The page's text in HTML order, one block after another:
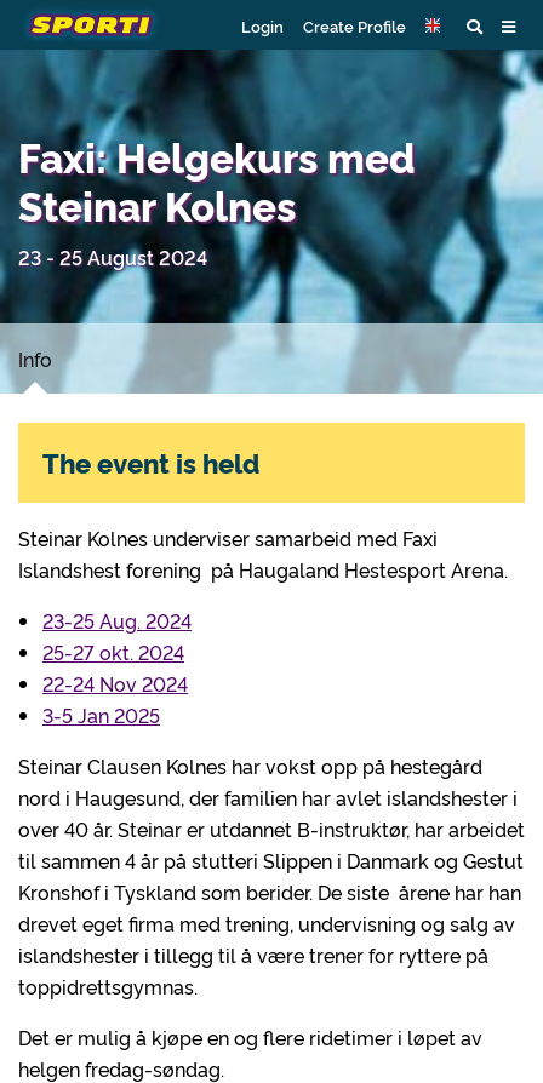
Login Create Profile
Faxi: Helgekurs med
Steinar Kolnes
23 - 25 August 2024
Info
Steinar Kolnes underviser samarbeid med Faxi
Islandshest forening på Haugaland Hestesport Arena.
23-25 Aug. 2024
25-27 okt. 2024
22-24 Nov 2024
3-5 Jan 2025
Steinar Clausen Kolnes har vokst opp på hestegård
nord i Haugesund, der familien har avlet islandshester i
over 40 år. Steinar er utdannet B-instruktør, har arbeidet
til sammen 4 år på stutteri Slippen i Danmark og Gestut
Kronshof i Tyskland som berider. De siste årene har han
drevet eget firma med trening, undervisning og salg av
islandshester i tillegg til å være trener for ryttere på
toppidrettsgymnas.
Det er mulig å kjøpe en og flere ridetimer i løpet av
helgen fredag-søndag.
The event is held